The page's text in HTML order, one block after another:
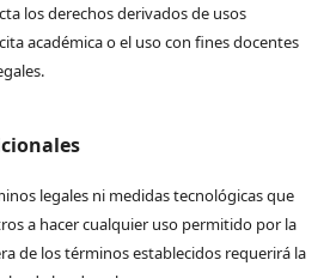
los derechos derivados de usos
académica o el uso con fines docentes
legales ni medidas tecnológicas que
a hacer cualquier uso permitido por la
de los términos establecidos requerirá la